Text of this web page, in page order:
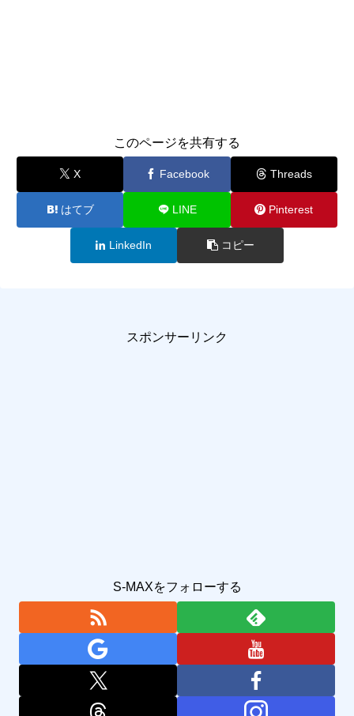
このページを共有する
X Facebook Threads
はてブ LINE Pinterest
LinkedIn コピー
スポンサーリンク
S-MAXをフォローする